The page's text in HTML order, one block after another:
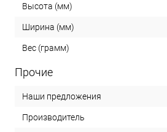
Высота (мм)
Ширина (мм)
Вес (грамм)
Прочие
Наши предложения
Производитель